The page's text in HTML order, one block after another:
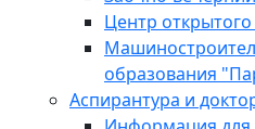
Центр
образования
Аспирантура и